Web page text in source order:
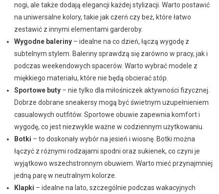
nogi, ale także dodają elegancji każdej stylizacji. Warto postawić
na uniwersalne kolory, takie jak czerń czy beż, które łatwo
zestawić z innymi elementami garderoby.
Wygodne baleriny– idealne na co dzień, łączą wygodę z
subtelnym stylem. Baleriny sprawdzą się zarówno w pracy, jak i
podczas weekendowych spacerów. Warto wybrać modele z
miękkiego materiału, które nie będą obcierać stóp.
Sportowe buty– nie tylko dla miłośniczek aktywności fizycznej.
Dobrze dobrane sneakersy mogą być świetnym uzupełnieniem
casualowych outfitów. Sportowe obuwie zapewnia komfort i
wygodę, co jest niezwykle ważne w codziennym użytkowaniu.
Botki – to doskonały wybór na jesień i wiosnę. Botki można
łączyć z różnymi rodzajami spodni oraz sukienek, co czyni je
wyjątkowo wszechstronnym obuwiem. Warto mieć przynajmniej
jedną parę w neutralnym kolorze.
Klapki – idealne na lato, szczególnie podczas wakacyjnych